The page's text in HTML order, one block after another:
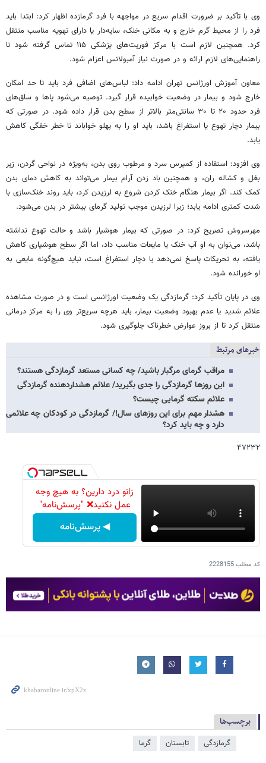
وی با تأکید بر ضرورت اقدام سریع در مواجهه با فرد گرمازده اظهار کرد: ابتدا باید
فرد را از محیط گرم خارج و به مکانی خنک، سایه‌دار یا دارای تهویه مناسب منتقل
کرد. همچنین لازم است با مرکز فوریت‌های پزشکی ۱۱۵ تماس گرفته شود تا
راهنمایی‌های لازم ارائه و در صورت نیاز آمبولانس اعزام شود.
معاون آموزش اورژانس تهران ادامه داد: لباس‌های اضافی فرد باید تا حد امکان
خارج شود و بیمار در وضعیت خوابیده قرار گیرد. توصیه می‌شود پاها و ساق‌های
فرد حدود ۲۰ تا ۳۰ سانتی‌متر بالاتر از سطح بدن قرار داده شود. در صورتی که
بیمار دچار تهوع یا استفراغ باشد، باید او را به پهلو خواباند تا خطر خفگی کاهش
یابد.
وی افزود: استفاده از کمپرس سرد و مرطوب روی بدن، به‌ویژه در نواحی گردن، زیر
بغل و کشاله ران، و همچنین باد زدن آرام بیمار می‌تواند به کاهش دمای بدن
کمک کند. اگر بیمار هنگام خنک کردن شروع به لرزیدن کرد، باید روند خنک‌سازی با
شدت کمتری ادامه یابد؛ زیرا لرزیدن موجب تولید گرمای بیشتر در بدن می‌شود.
مهرسروش تصریح کرد: در صورتی که بیمار هوشیار باشد و حالت تهوع نداشته
باشد، می‌توان به او آب خنک یا مایعات مناسب داد، اما اگر سطح هوشیاری کاهش
یافته، به تحریکات پاسخ نمی‌دهد یا دچار استفراغ است، نباید هیچ‌گونه مایعی به
او خورانده شود.
وی در پایان تأکید کرد: گرمازدگی یک وضعیت اورژانسی است و در صورت مشاهده
علائم شدید یا عدم بهبود وضعیت بیمار، باید هرچه سریع‌تر وی را به مرکز درمانی
منتقل کرد تا از بروز عوارض خطرناک جلوگیری شود.
خبرهای مرتبط
مراقب گرمای مرگبار باشید/ چه کسانی مستعد گرمازدگی هستند؟
این روزها گرمازدگی را جدی بگیرید/ علائم هشداردهنده گرمازدگی
علائم سکته گرمایی چیست؟
هشدار مهم برای این روزهای سال!/ گرمازدگی در کودکان چه علائمی
دارد و چه باید کرد؟
۴۷۲۳۲
زانو درد دارین؟ به هیچ وجه
عمل نکنید❌ "پرسش‌نامه"
◀ پرسش‌نامه
کد مطلب2228155
برچسب‌ها
گرمازدگی تابستان گرما